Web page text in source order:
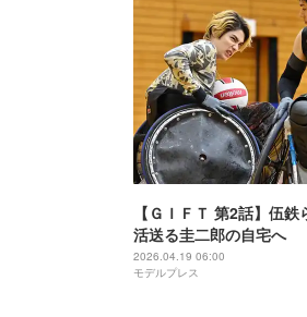
【ＧＩＦＴ 第2話】伍
活送る圭二郎の自宅へ
2026.04.19 06:00
モデルプレス